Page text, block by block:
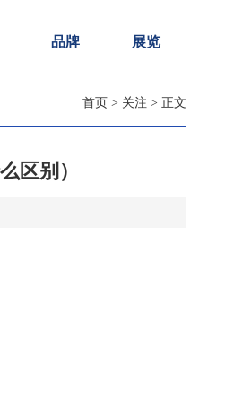
品牌 展览
首页 > 关注 > 正文
区别）